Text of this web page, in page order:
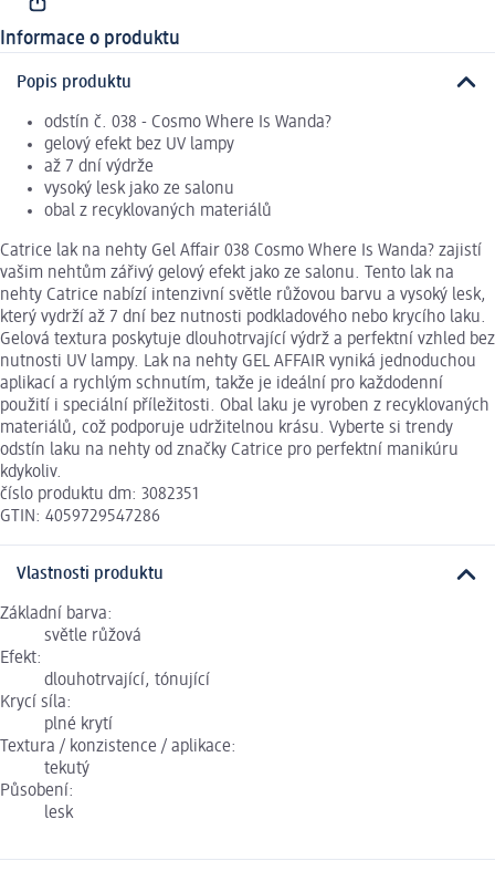
Informace o produktu
Popis produktu
odstín č. 038 - Cosmo Where Is Wanda?
gelový efekt bez UV lampy
až 7 dní výdrže
vysoký lesk jako ze salonu
obal z recyklovaných materiálů
Catrice lak na nehty Gel Affair 038 Cosmo Where Is Wanda? zajistí
vašim nehtům zářivý gelový efekt jako ze salonu. Tento lak na
nehty Catrice nabízí intenzivní světle růžovou barvu a vysoký lesk,
který vydrží až 7 dní bez nutnosti podkladového nebo krycího laku.
Gelová textura poskytuje dlouhotrvající výdrž a perfektní vzhled bez
nutnosti UV lampy. Lak na nehty GEL AFFAIR vyniká jednoduchou
aplikací a rychlým schnutím, takže je ideální pro každodenní
použití i speciální příležitosti. Obal laku je vyroben z recyklovaných
materiálů, což podporuje udržitelnou krásu. Vyberte si trendy
odstín laku na nehty od značky Catrice pro perfektní manikúru
kdykoliv.
číslo produktu dm: 3082351
GTIN: 4059729547286
Vlastnosti produktu
Základní barva:
světle růžová
Efekt:
dlouhotrvající, tónující
Krycí síla:
plné krytí
Textura / konzistence / aplikace:
tekutý
Působení:
lesk